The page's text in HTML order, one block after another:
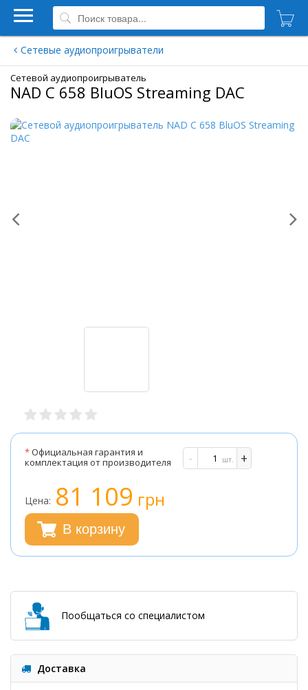
Сетевые аудиопроигрыватели
Сетевой аудиопроигрыватель
NAD C 658 BluOS Streaming DAC
*Официальная гарантия и
комплектация от производителя
- +
шт.
Цена: 81 109 грн
В корзину
Пообщаться со специалистом
Доставка